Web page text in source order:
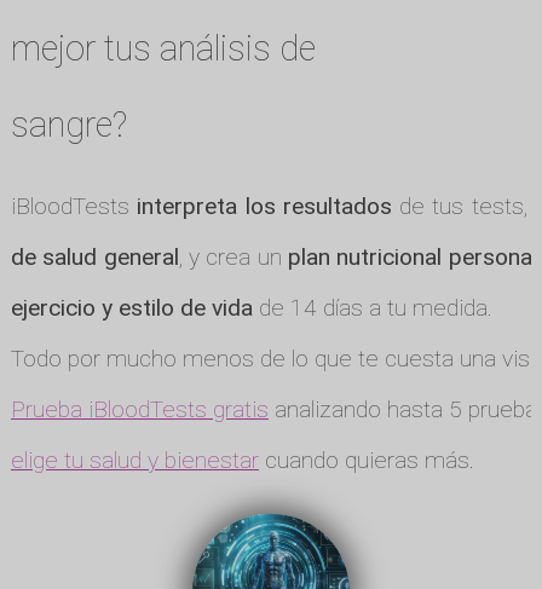
mejor tus análisis de
sangre?
iBloodTests interpreta los resultados de tus tests,
de salud general, y crea un plan nutricional
ejercicio y estilo de vidade 14 días a tu medida.
Todo por mucho menos de lo que te cuesta una
Prueba iBloodTests gratis analizando hasta 5
elige tu salud y bienestarcuando quieras más.